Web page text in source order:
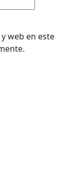
web en este